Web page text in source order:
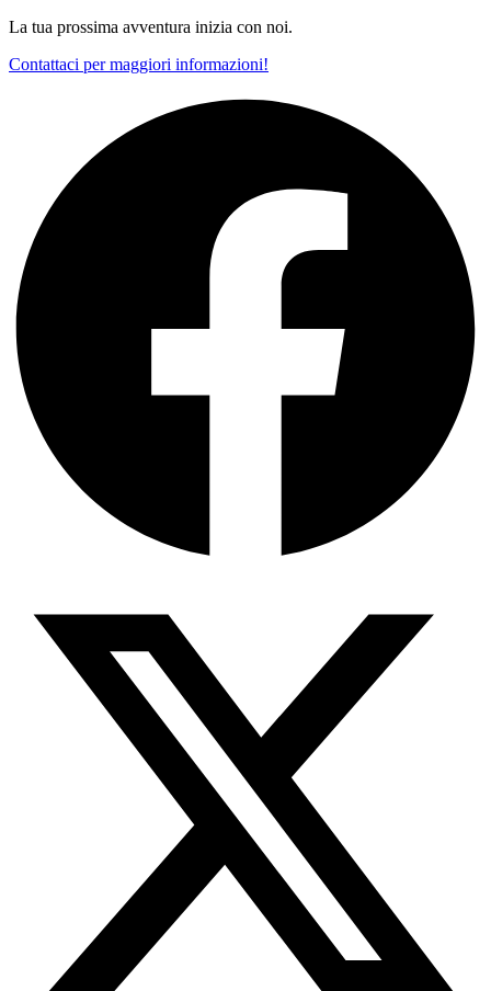
La tua prossima avventura inizia con noi.
Contattaci per maggiori informazioni!